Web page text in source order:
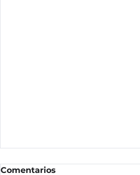
Comentarios